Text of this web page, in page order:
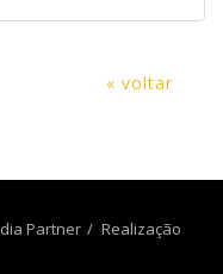
« voltar
Partner Realização